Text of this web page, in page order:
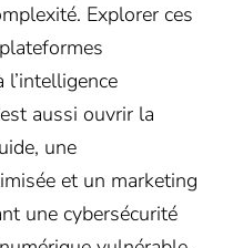
Explorer ces
l’intelligence
aussi ouvrir la
une
et un marketing
une cybersécurité